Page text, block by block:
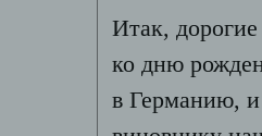
Итак,
ко дню
в Германию, и